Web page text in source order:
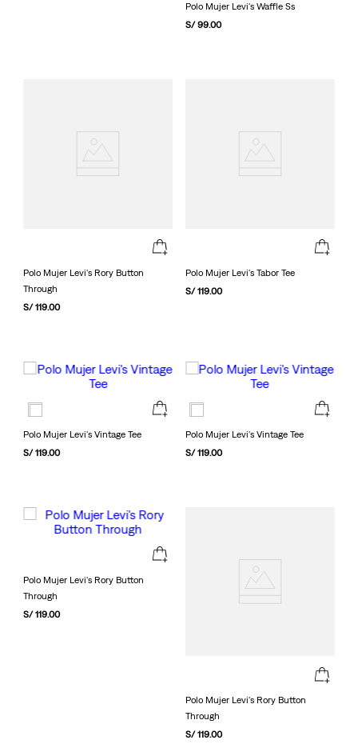
Polo Mujer Levi's Waffle Ss
S/ 99.00
Polo Mujer Levi's Rory Button
Through
S/ 119.00
Polo Mujer Levi's Tabor Tee
S/ 119.00
Polo Mujer Levi's Vintage Tee
S/ 119.00
Polo Mujer Levi's Vintage Tee
S/ 119.00
Polo Mujer Levi's Rory Button
Through
S/ 119.00
Polo Mujer Levi's Rory Button
Through
S/ 119.00